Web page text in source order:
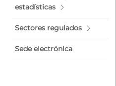
estadísticas
Sectores regulados
Sede electrónica